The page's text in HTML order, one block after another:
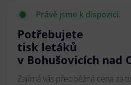
Právě jsme k dispozici.
Potřebujete
tisk letáků
v Bohušovicích nad
Zajímá vás předběžná cena za